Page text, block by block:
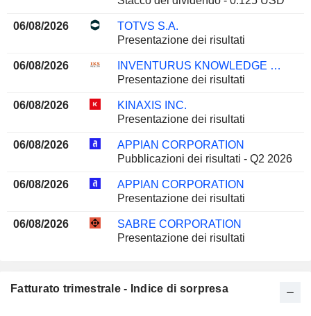
06/08/2026
TOTVS S.A.
Presentazione dei risultati
06/08/2026
INVENTURUS KNOWLEDGE SOLUTIONS LIMITED
Presentazione dei risultati
06/08/2026
KINAXIS INC.
Presentazione dei risultati
06/08/2026
APPIAN CORPORATION
Pubblicazioni dei risultati - Q2 2026
06/08/2026
APPIAN CORPORATION
Presentazione dei risultati
06/08/2026
SABRE CORPORATION
Presentazione dei risultati
Fatturato trimestrale - Indice di sorpresa